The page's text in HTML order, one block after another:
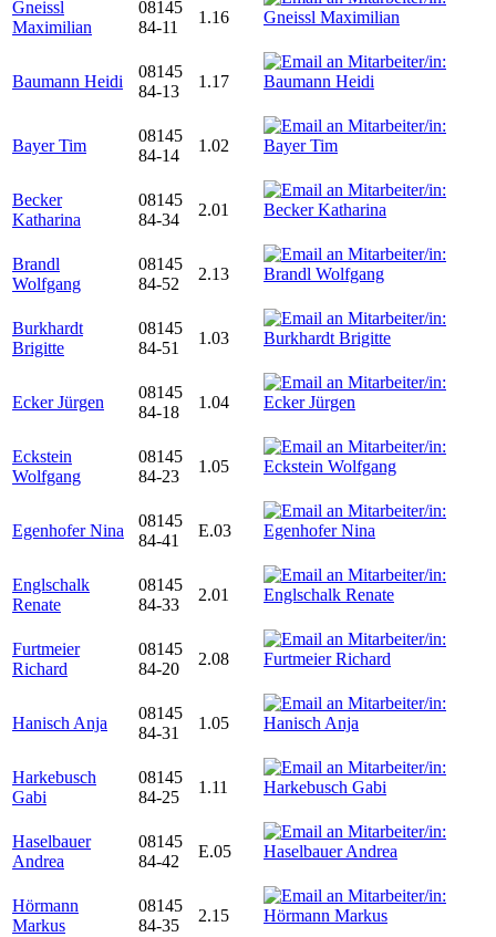
Gneissl
Maximilian
08145
84-11
1.16
Baumann Heidi
08145
84-13
1.17
Bayer Tim
08145
84-14
1.02
Becker
Katharina
08145
84-34
2.01
Brandl
Wolfgang
08145
84-52
2.13
Burkhardt
Brigitte
08145
84-51
1.03
Ecker Jürgen
08145
84-18
1.04
Eckstein
Wolfgang
08145
84-23
1.05
Egenhofer Nina
08145
84-41
E.03
Englschalk
Renate
08145
84-33
2.01
Furtmeier
Richard
08145
84-20
2.08
Hanisch Anja
08145
84-31
1.05
Harkebusch
Gabi
08145
84-25
1.11
Haselbauer
Andrea
08145
84-42
E.05
Hörmann
Markus
08145
84-35
2.15